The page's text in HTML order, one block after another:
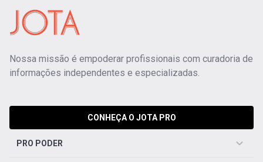
Nossa missão é empoderar profissionais com curadoria de
informações independentes e especializadas.
CONHEÇA O JOTA PRO
PRO PODER